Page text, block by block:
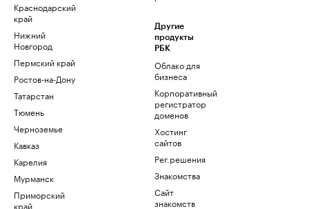
Краснодарский
край
Нижний
Новгород
Пермский край
Ростов-на-Дону
Татарстан
Тюмень
Черноземье
Кавказ
Карелия
Мурманск
Приморский
край
Другие
продукты
РБК
Облако для
бизнеса
Корпоративный
регистратор
доменов
Хостинг
сайтов
Рег.решения
Знакомства
Сайт
знакомств